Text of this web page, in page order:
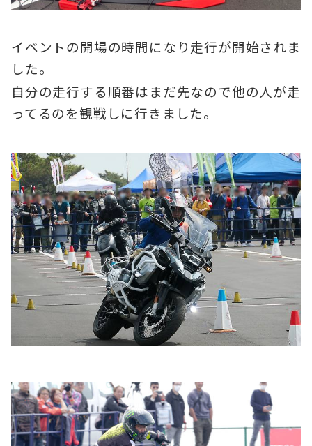
イベントの開場の時間になり走行が開始されま
した。
自分の走行する順番はまだ先なので他の人が走
ってるのを観戦しに行きました。